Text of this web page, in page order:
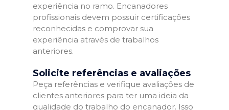
experiência no ramo. Encanadores
profissionais devem possuir certificações
reconhecidas e comprovar sua
experiência através de trabalhos
anteriores.
Solicite referências e avaliações
Peça referências e verifique avaliações de
clientes anteriores para ter uma ideia da
qualidade do trabalho do encanador. Isso